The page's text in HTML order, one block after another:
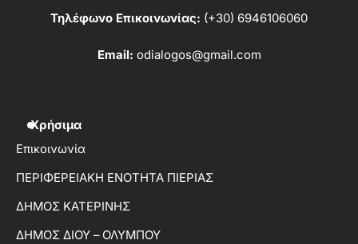
Τηλέφωνο Επικοινωνίας: (+30) 6946106060
Email: odialogos@gmail.com
Χρήσιμα
Επικοινωνία
ΠΕΡΙΦΕΡΕΙΑΚΗ ΕΝΟΤΗΤΑ ΠΙΕΡΙΑΣ
ΔΗΜΟΣ ΚΑΤΕΡΙΝΗΣ
ΔΗΜΟΣ ΔΙΟΥ – ΟΛΥΜΠΟΥ